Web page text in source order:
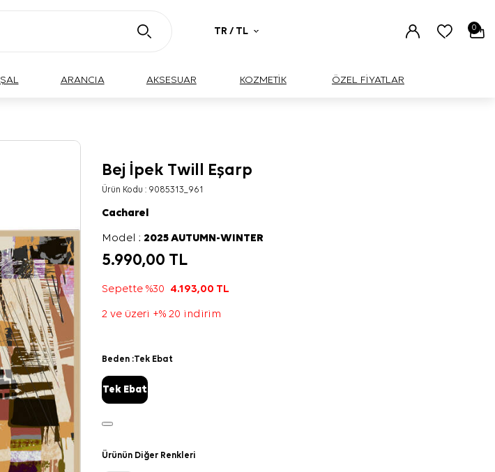
TR / TL 0
ŞAL ARANCIA AKSESUAR KOZMETİK ÖZEL FİYATLAR
Bej İpek Twill Eşarp
Ürün Kodu : 9085313_961
Cacharel
Model :2025 AUTUMN-WINTER
5.990,00 TL
Sepette %30 4.193,00 TL
2 ve üzeri +% 20 indirim
Beden :Tek Ebat
Tek Ebat
Ürünün Diğer Renkleri